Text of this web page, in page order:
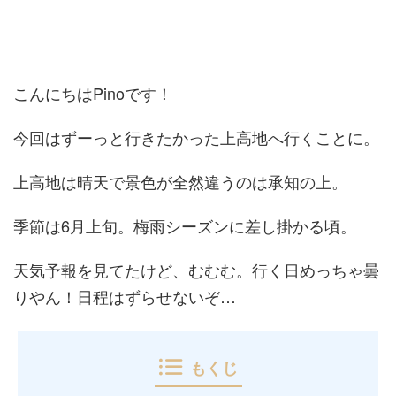
こんにちはPinoです！
今回はずーっと行きたかった上高地へ行くことに。
上高地は晴天で景色が全然違うのは承知の上。
季節は6月上旬。梅雨シーズンに差し掛かる頃。
天気予報を見てたけど、むむむ。行く日めっちゃ曇
りやん！日程はずらせないぞ…
もくじ